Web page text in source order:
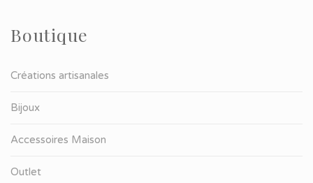
Boutique
Créations artisanales
Bijoux
Accessoires Maison
Outlet